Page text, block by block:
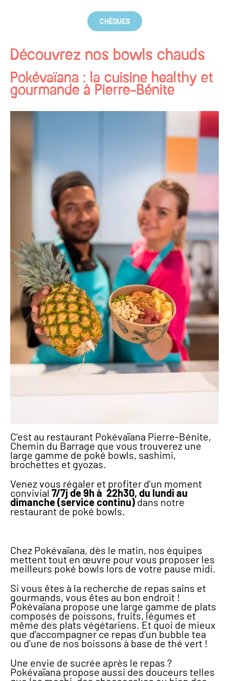
CHÈQUES
Découvrez nos bowls chauds
Pokévaïana : la cuisine healthy et
gourmande à Pierre-Bénite
C’est au restaurant Pokévaïana Pierre-Bénite,
Chemin du Barrage que vous trouverez une
large gamme de poké bowls, sashimi,
brochettes et gyozas.
Venez vous régaler et profiter d’un moment
convivial 7/7j de 9h à 22h30, du lundi au
dimanche (service continu)dans notre
restaurant de poké bowls.
Chez Pokévaïana, dès le matin, nos équipes
mettent tout en œuvre pour vous proposer les
meilleurs poké bowls lors de votre pause midi.
Si vous êtes à la recherche de repas sains et
gourmands, vous êtes au bon endroit !
Pokévaïana propose une large gamme de plats
composés de poissons, fruits, légumes et
même des plats végétariens. Et quoi de mieux
que d’accompagner ce repas d’un bubble tea
ou d’une de nos boissons à base de thé vert !
Une envie de sucrée après le repas ?
Pokévaïana propose aussi des douceurs telles